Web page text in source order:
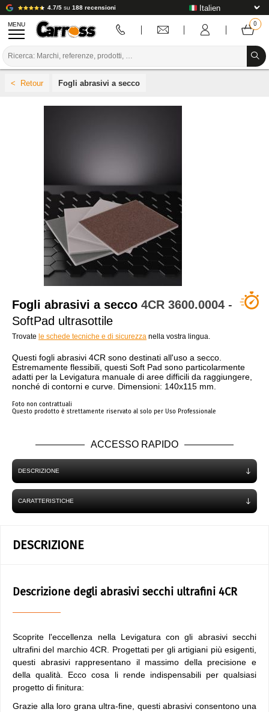
4.7/5 su 188 recensioni
MENU
STRUMENTI PER LA CARROZZERIA
ATTREZZATURE PER CARROZZERIA
CODICE COLORE
INSTALLAZIONE IN LABORATORIO
TUTORIAL E CONSIGLI
CHI SIAMO?
Fogli abrasivi a secco
Fogli abrasivi a secco 4CR 3600.0004 -
SoftPad ultrasottile
Trovate le schede tecniche e di sicurezza nella vostra lingua.
Questi fogli abrasivi 4CR sono destinati all'uso a secco.
Estremamente flessibili, questi Soft Pad sono particolarmente
adatti per la Levigatura manuale di aree difficili da raggiungere,
nonché di contorni e curve. Dimensioni: 140x115 mm.
Foto non contrattuali
Questo prodotto è strettamente riservato al solo per Uso Professionale
ACCESSO RAPIDO
DESCRIZIONE
CARATTERISTICHE
DESCRIZIONE
Descrizione degli abrasivi secchi ultrafini 4CR
Scoprite l'eccellenza nella Levigatura con gli abrasivi secchi
ultrafini del marchio 4CR. Progettati per gli artigiani più esigenti,
questi abrasivi rappresentano il massimo della precisione e
della qualità. Ecco cosa li rende indispensabili per qualsiasi
progetto di finitura:
Grazie alla loro grana ultra-fine, questi abrasivi consentono una